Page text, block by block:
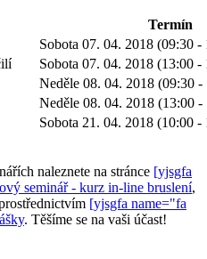
Termín
Sobota 07. 04. 2018 (09:30 -
Sobota 07. 04. 2018 (13:00 -
Neděle 08. 04. 2018 (09:30 -
Neděle 08. 04. 2018 (13:00 -
Sobota 21. 04. 2018 (10:00 -
naleznete na stránce [yjsgfa
seminář - kurz in-line bruslení,
[yjsgfa name="fa
. Těšíme se na vaši účast!